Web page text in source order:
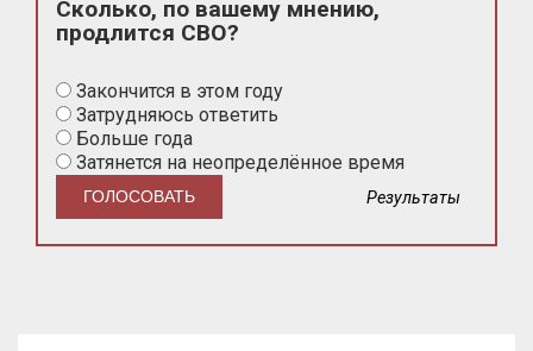
Сколько, по вашему мнению,
продлится СВО?
Закончится в этом году
Затрудняюсь ответить
Больше года
Затянется на неопределённое время
Результаты